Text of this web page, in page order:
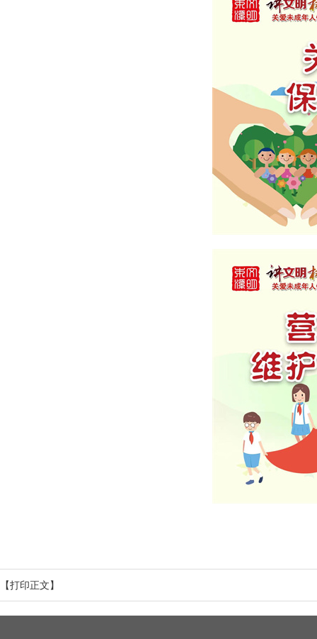
【打印正文】